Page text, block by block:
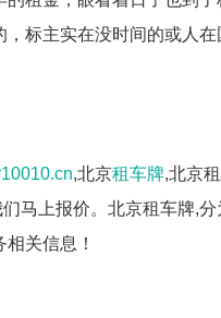
，标主实在没时间的或人
,北京租车牌,北京
马上报价。北京租车牌,
关信息！